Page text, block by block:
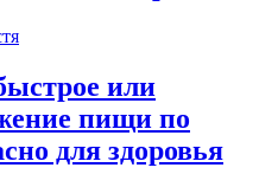
или
пищи по
для здоровья